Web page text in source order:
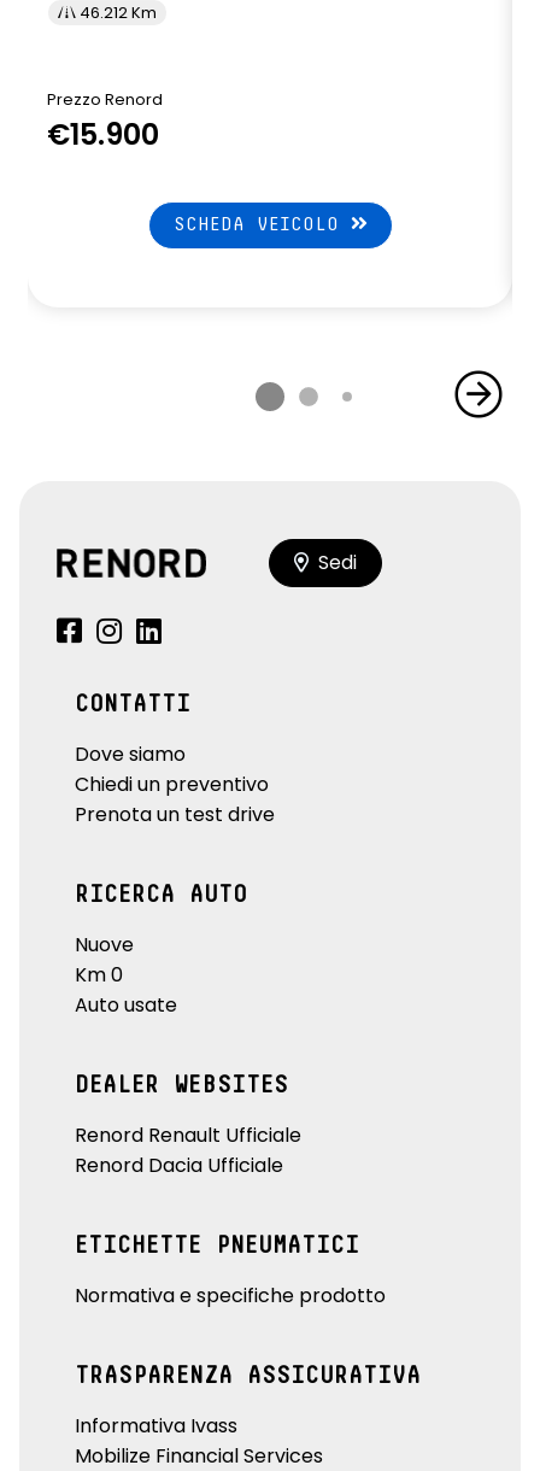
46.212 Km
Prezzo Renord
€15.900
SCHEDA VEICOLO
Sedi
CONTATTI
Dove siamo
Chiedi un preventivo
Prenota un test drive
RICERCA AUTO
Nuove
Km 0
Auto usate
DEALER WEBSITES
Renord Renault Ufficiale
Renord Dacia Ufficiale
ETICHETTE PNEUMATICI
Normativa e specifiche prodotto
TRASPARENZA ASSICURATIVA
Informativa Ivass
Mobilize Financial Services